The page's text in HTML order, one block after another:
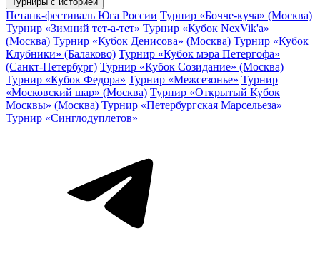
Петанк-фестиваль Юга России Турнир «Бочче-куча» (Москва)
Турнир «Зимний тет-а-тет» Турнир «Кубок NexVik'a»
(Москва) Турнир «Кубок Денисова» (Москва) Турнир «Кубок
Клубники» (Балаково) Турнир «Кубок мэра Петергофа»
(Санкт-Петербург) Турнир «Кубок Созидание» (Москва)
Турнир «Кубок Федора» Турнир «Межсезонье» Турнир
«Московский шар» (Москва) Турнир «Открытый Кубок
Москвы» (Москва) Турнир «Петербургская Марсельеза»
Турнир «Синглодуплетов»